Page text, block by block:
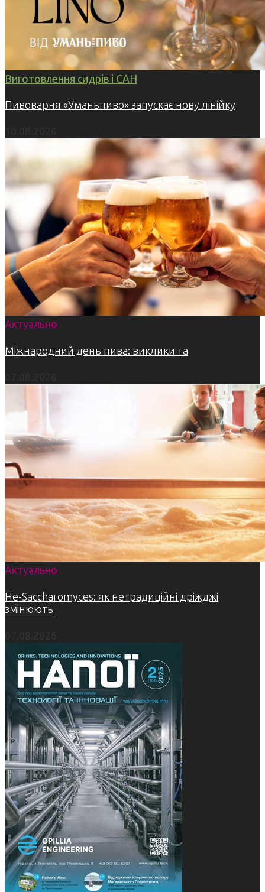
Виготовлення сидрів і САН
Пивоварня «Уманьпиво» запускає нову лінійку
Актуально
Міжнародний день пива: виклики та
Актуально
Не-Saccharomyces: як нетрадиційні дріжджі
змінюють